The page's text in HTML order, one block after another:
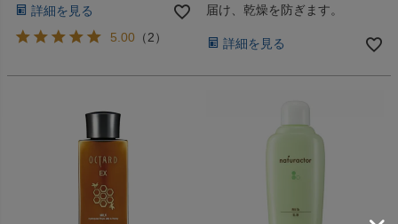
詳細を見る
5.00 （2）
届け、乾燥を防ぎます。
詳細を見る